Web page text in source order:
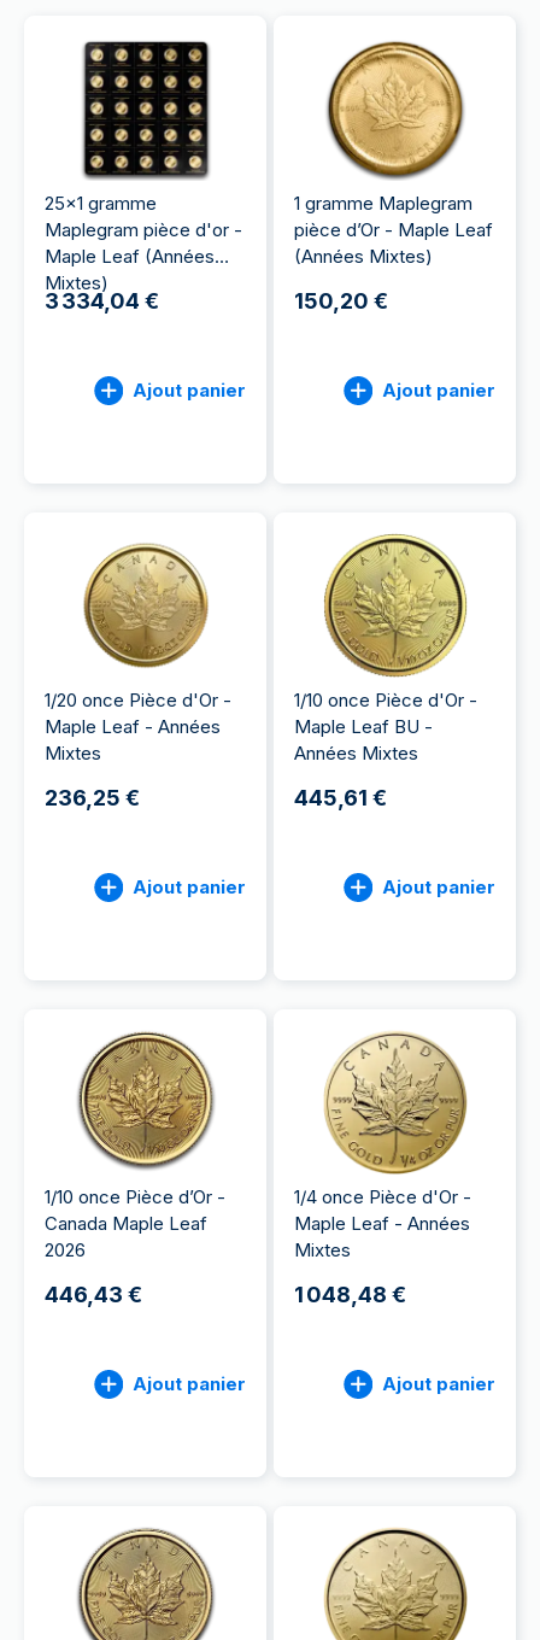
25x1 gramme
Maplegram pièce d'or -
Maple Leaf (Années
Mixtes)
3 334,04 €
Ajout panier
1 gramme Maplegram
pièce d’Or - Maple Leaf
(Années Mixtes)
150,20 €
Ajout panier
1/20 once Pièce d'Or -
Maple Leaf - Années
Mixtes
236,25 €
Ajout panier
1/10 once Pièce d'Or -
Maple Leaf BU -
Années Mixtes
445,61 €
Ajout panier
1/10 once Pièce d’Or -
Canada Maple Leaf
2026
446,43 €
Ajout panier
1/4 once Pièce d'Or -
Maple Leaf - Années
Mixtes
1 048,48 €
Ajout panier